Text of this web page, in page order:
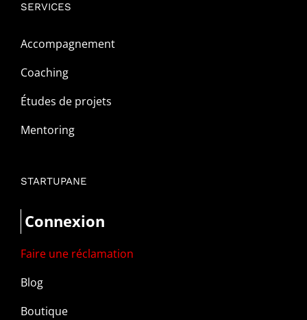
SERVICES
Accompagnement
Coaching
Études de projets
Mentoring
STARTUPANE
Connexion
Faire une réclamation
Blog
Boutique